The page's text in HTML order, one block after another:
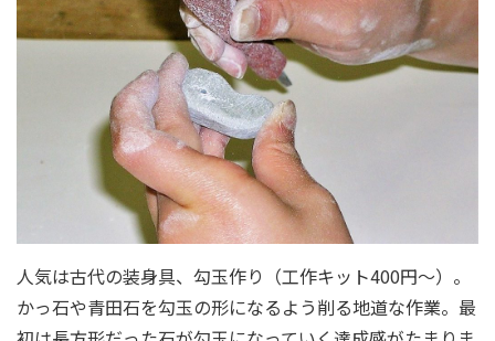
人気は古代の装身具、勾玉作り（工作キット400円～）。
かっ石や青田石を勾玉の形になるよう削る地道な作業。最